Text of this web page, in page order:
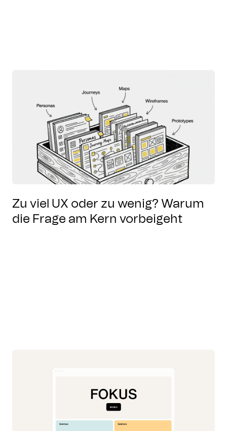
Zu viel UX oder zu wenig? Warum
die Frage am Kern vorbeigeht